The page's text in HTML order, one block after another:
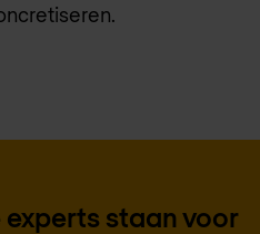
experts staan voor